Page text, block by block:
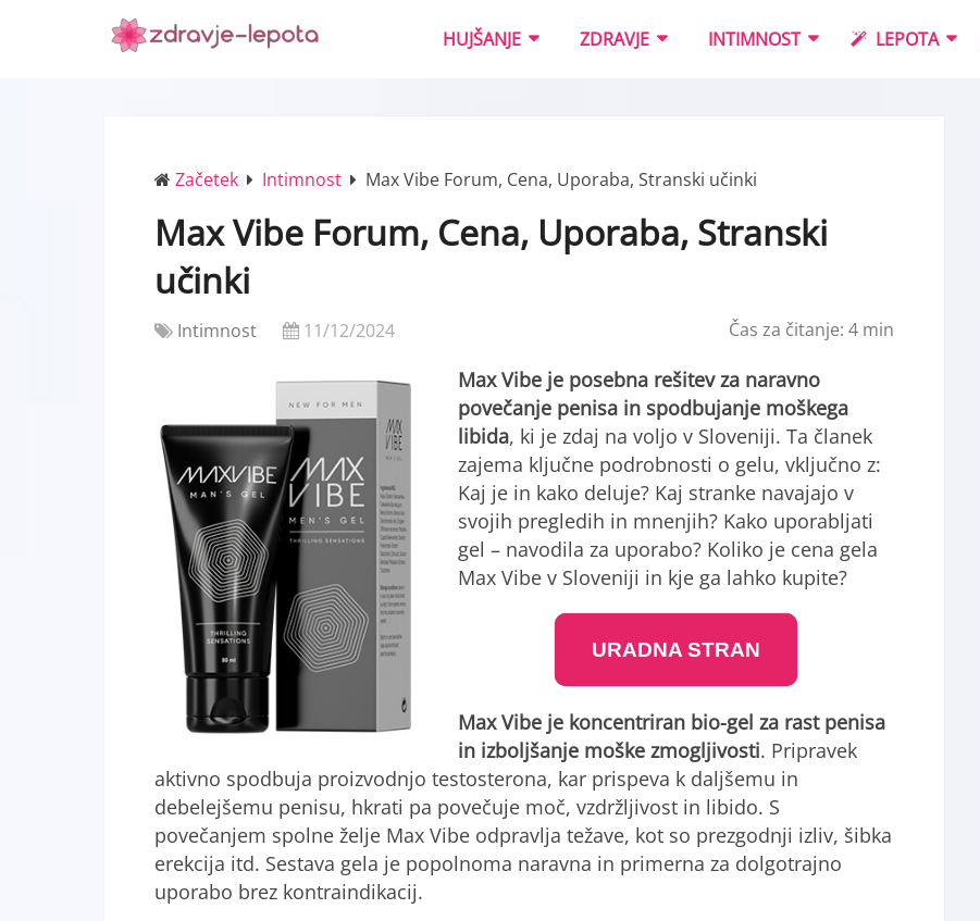
HUJŠANJE ZDRAVJE INTIMNOST LEPOTA
Začetek Intimnost Max Vibe Forum, Cena, Uporaba, Stranski učinki
Max Vibe Forum, Cena, Uporaba, Stranski
učinki
Intimnost 11/12/2024 Čas za čitanje: 4 min
Max Vibe je posebna rešitev za naravno
povečanje penisa in spodbujanje moškega
libida, ki je zdaj na voljo v Sloveniji. Ta članek
zajema ključne podrobnosti o gelu, vključno z:
Kaj je in kako deluje? Kaj stranke navajajo v
svojih pregledih in mnenjih? Kako uporabljati
gel – navodila za uporabo? Koliko je cena gela
Max Vibe v Sloveniji in kje ga lahko kupite?
URADNA STRAN
Max Vibe je koncentriran bio-gel za rast penisa
in izboljšanje moške zmogljivosti. Pripravek
aktivno spodbuja proizvodnjo testosterona, kar prispeva k daljšemu in
debelejšemu penisu, hkrati pa povečuje moč, vzdržljivost in libido. S
povečanjem spolne želje Max Vibe odpravlja težave, kot so prezgodnji izliv, šibka
erekcija itd. Sestava gela je popolnoma naravna in primerna za dolgotrajno
uporabo brez kontraindikacij.